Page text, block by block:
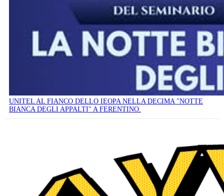
UNITEL AL FIANCO DELLO IEOPA NELLA DECIMA "NOTTE
BIANCA DEGLI APPALTI" A FERENTINO.